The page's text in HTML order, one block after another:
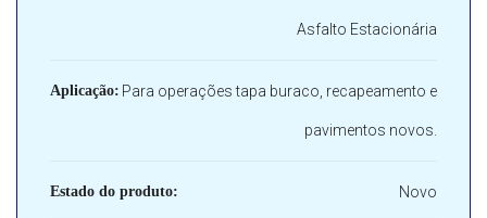
Asfalto Estacionária
Aplicação: Para operações tapa buraco, recapeamento e
pavimentos novos.
Estado do produto: Novo